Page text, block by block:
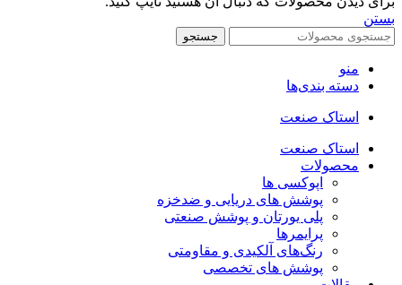
بستن
جستجو
منو
دسته بندی‌ها
استاک صنعت
استاک صنعت
محصولات
اپوکسی ها
پوشش های دریایی و ضدخزه
پلی یورتان و پوشش صنعتی
پرایمرها
رنگ‌های آلکیدی و مقاومتی
پوشش های تخصصی